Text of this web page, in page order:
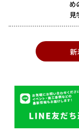
め
見
新